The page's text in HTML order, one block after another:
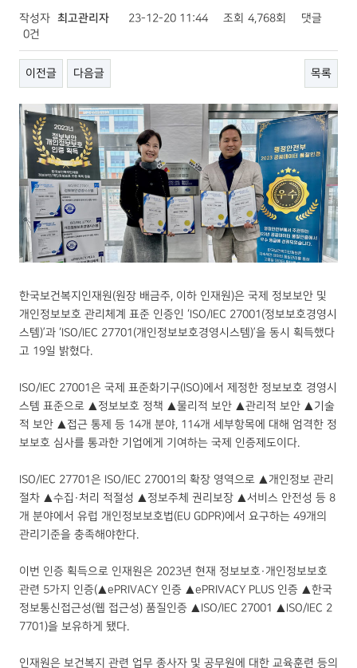
작성자 최고관리자 23-12-20 11:44 조회 4,768회
댓글
0건
이전글 다음글 목록
한국보건복지인재원(원장 배금주, 이하 인재원)은 국제 정보보안 및
개인정보보호 관리체계 표준 인증인 ‘ISO/IEC 27001(정보보호경영시
스템)’과 ‘ISO/IEC 27701(개인정보보호경영시스템)’을 동시 획득했다
고 19일 밝혔다.
ISO/IEC 27001은 국제 표준화기구(ISO)에서 제정한 정보보호 경영시
스템 표준으로 ▲정보보호 정책 ▲물리적 보안 ▲관리적 보안 ▲기술
적 보안 ▲접근 통제 등 14개 분야, 114개 세부항목에 대해 엄격한 정
보보호 심사를 통과한 기업에게 기여하는 국제 인증제도이다.
ISO/IEC 27701은 ISO/IEC 27001의 확장 영역으로 ▲개인정보 관리
절차 ▲수집·처리 적절성 ▲정보주체 권리보장 ▲서비스 안전성 등 8
개 분야에서 유럽 개인정보보호법(EU GDPR)에서 요구하는 49개의
관리기준을 충족해야한다.
이번 인증 획득으로 인재원은 2023년 현재 정보보호·개인정보보호
관련 5가지 인증(▲ePRIVACY 인증 ▲ePRIVACY PLUS 인증 ▲한국
정보통신접근성(웹 접근성) 품질인증 ▲ISO/IEC 27001 ▲ISO/IEC 2
7701)을 보유하게 됐다.
인재원은 보건복지 관련 업무 종사자 및 공무원에 대한 교육훈련 등의